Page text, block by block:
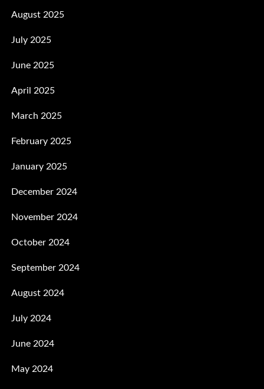
August 2025
July 2025
June 2025
April 2025
March 2025
February 2025
January 2025
December 2024
November 2024
October 2024
September 2024
August 2024
July 2024
June 2024
May 2024